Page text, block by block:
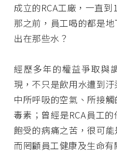
成立的RCA工廠，一直
那之前，員工喝的都是
出在那些水？
經歷多年的權益爭取與
現，不只是飲用水遭到
中所呼吸的空氣、所接
毒素；曾經是RCA員工
飽受的病痛之苦，很可
而罔顧員工健康及生命有